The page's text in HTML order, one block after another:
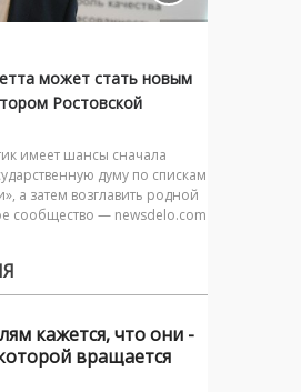
может стать новым
Ростовской
имеет шансы сначала
думу по спискам
а затем возглавить родной
сообщество — newsdelo.com
кажется, что они -
вращается